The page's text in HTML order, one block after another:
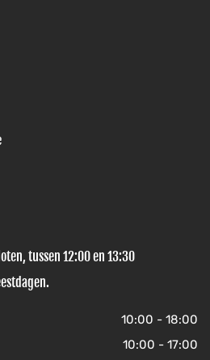
tussen 12:00 en 13:30
10:00 - 18:00
10:00 - 17:00